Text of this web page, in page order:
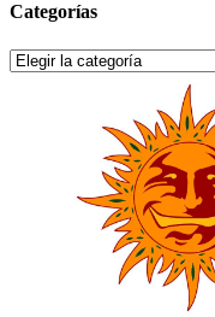
Categorías
Categorías